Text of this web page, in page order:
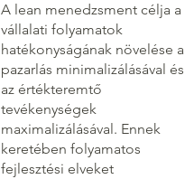
A lean menedzsment célja a
vállalati folyamatok
hatékonyságának növelése a
pazarlás minimalizálásával és
az értékteremtő
tevékenységek
maximalizálásával. Ennek
keretében folyamatos
fejlesztési elveket